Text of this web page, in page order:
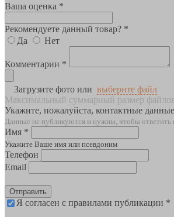
Ваша оценка *
Рекомендуете данный товар? *
Да
Нет
Комментарии *
Загрузите фото или выберите файл
Максимальный суммарный размер
Укажите, пожалуйста, контактные данные
Данные не публикуются и нужны, чтобы ответить
Имя *
Укажите Ваше имя или псевдоним
Телефон
Email
Отправить
Я согласен с правилами публикации *